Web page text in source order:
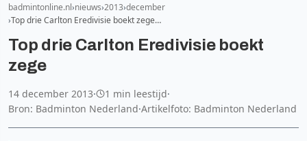
badmintonline.nl nieuws 2013 december
Top drie Carlton Eredivisie boekt zege…
Top drie Carlton Eredivisie boekt
zege
14 december 2013· 1 min leestijd·
Bron: Badminton Nederland·Artikelfoto: Badminton Nederland